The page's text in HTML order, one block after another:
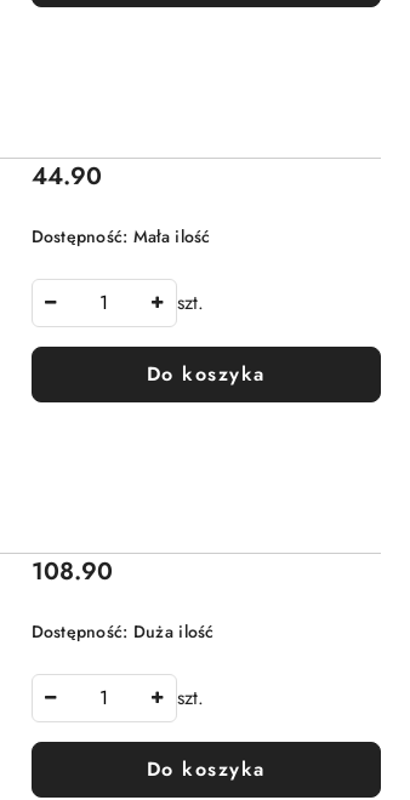
Cena:
44.90
Dostępność: Mała ilość
szt.
Do koszyka
Cena:
108.90
Dostępność: Duża ilość
szt.
Do koszyka